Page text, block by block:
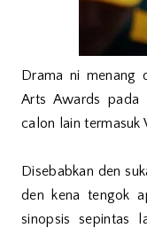
Drama ni menang
Arts Awards pada
calon lain termasuk
Disebabkan den
den kena tengok
sinopsis sepintas